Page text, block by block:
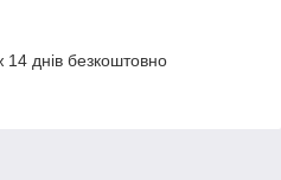
днів безкоштовно